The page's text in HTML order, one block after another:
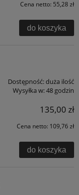
Cena netto: 55,28 zł
do koszyka
Dostępność:duża ilość
Wysyłka w:48 godzin
135,00 zł
Cena netto: 109,76 zł
do koszyka